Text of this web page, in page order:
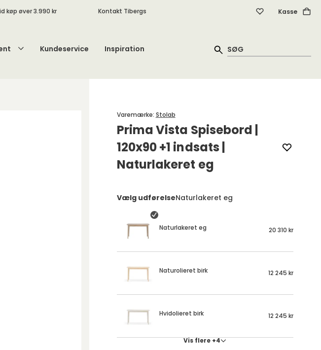
køp øver 3.990 kr Kontakt Tibergs Kasse
Kundeservice Inspiration
Prima Vista Spisebord |
120x90 +1 indsats |
Naturlakeret eg
Varemærke: Stolab
Vælg udførelseNaturlakeret eg
Naturlakeret eg 20 310 kr
Naturolieret birk 12 245 kr
Hvidolieret birk 12 245 kr
Vis flere +4